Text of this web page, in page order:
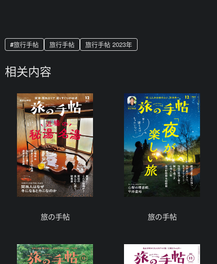
旅行手帖 旅行手帖 旅行手帖 2023年
相关内容
旅の手帖 旅の手帖